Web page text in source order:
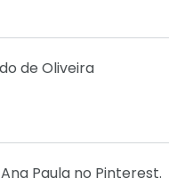
de Oliveira
Paula no Pinterest.